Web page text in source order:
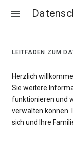
LEITFADEN ZUM
Herzlich
Sie weitere
funktionieren und
verwalten können.
sich und Ihre